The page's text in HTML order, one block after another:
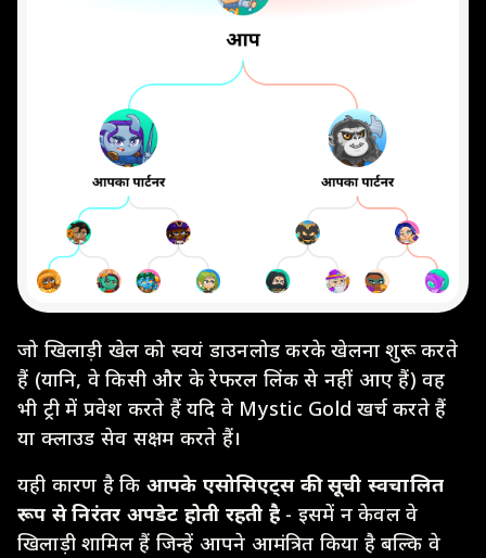
जो खिलाड़ी खेल को स्वयं डाउनलोड करके खेलना शुरू करते
हैं (यानि, वे किसी और के रेफरल लिंक से नहीं आए हैं) वह
भी ट्री में प्रवेश करते हैं यदि वे Mystic Gold खर्च करते हैं
या क्लाउड सेव सक्षम करते हैं।
यही कारण है कि आपके एसोसिएट्स की सूची स्वचालित
रूप से निरंतर अपडेट होती रहती है- इसमें न केवल वे
खिलाड़ी शामिल हैं जिन्हें आपने आमंत्रित किया है बल्कि वे